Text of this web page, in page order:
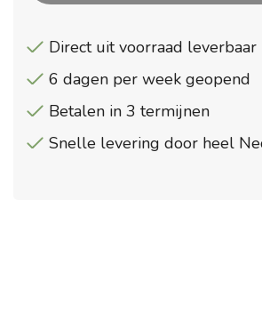
Direct uit voorraad leverbaar
6 dagen per week geopend
Betalen in 3 termijnen
Snelle levering door heel